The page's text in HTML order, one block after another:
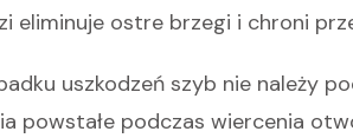
eliminuje ostre brzegi i chroni
uszkodzeń szyb nie należy
powstałe podczas wiercenia